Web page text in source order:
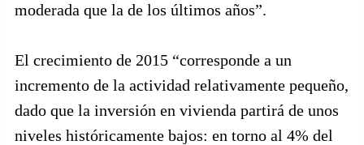
moderada que la de los últimos años”.
El crecimiento de 2015 “corresponde a un
incremento de la actividad relativamente pequeño,
dado que la inversión en vivienda partirá de unos
niveles históricamente bajos: en torno al 4% del